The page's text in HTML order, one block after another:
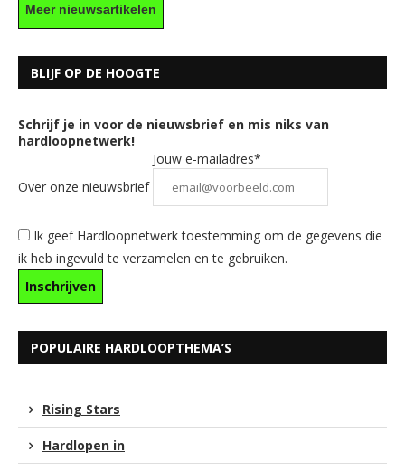
Meer nieuwsartikelen
BLIJF OP DE HOOGTE
Schrijf je in voor de nieuwsbrief en mis niks van
hardloopnetwerk!
Over onze nieuwsbrief
Jouw e-mailadres*
Ik geef Hardloopnetwerk toestemming om de gegevens die
ik heb ingevuld te verzamelen en te gebruiken.
POPULAIRE HARDLOOPTHEMA’S
Rising Stars
Hardlopen in